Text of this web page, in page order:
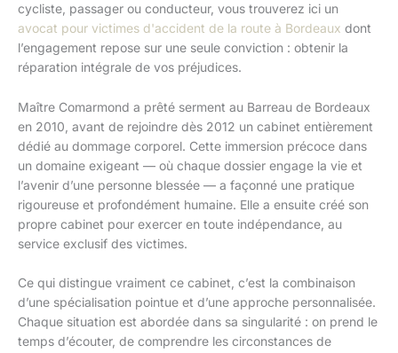
cycliste, passager ou conducteur, vous trouverez ici un
avocat pour victimes d'accident de la route à Bordeaux dont
l’engagement repose sur une seule conviction : obtenir la
réparation intégrale de vos préjudices.
Maître Comarmond a prêté serment au Barreau de Bordeaux
en 2010, avant de rejoindre dès 2012 un cabinet entièrement
dédié au dommage corporel. Cette immersion précoce dans
un domaine exigeant — où chaque dossier engage la vie et
l’avenir d’une personne blessée — a façonné une pratique
rigoureuse et profondément humaine. Elle a ensuite créé son
propre cabinet pour exercer en toute indépendance, au
service exclusif des victimes.
Ce qui distingue vraiment ce cabinet, c’est la combinaison
d’une spécialisation pointue et d’une approche personnalisée.
Chaque situation est abordée dans sa singularité : on prend le
temps d’écouter, de comprendre les circonstances de